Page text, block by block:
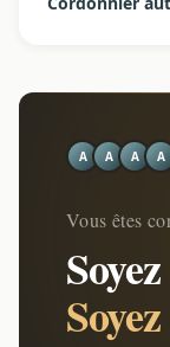
A A A A
Vous êtes